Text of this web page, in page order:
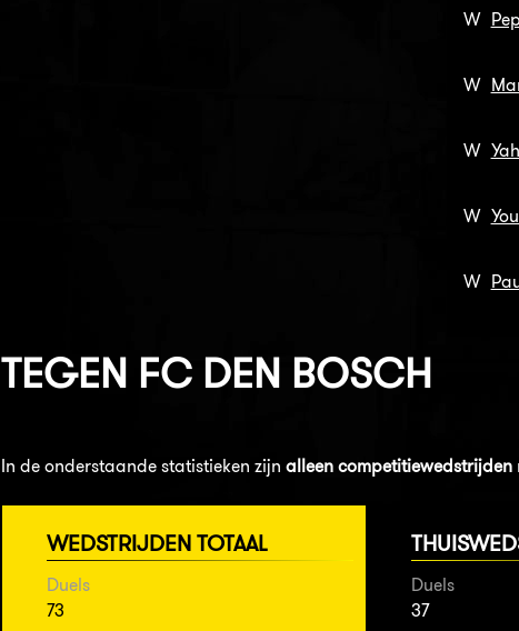
W
W
W
W
W
TEGEN FC DEN BOSCH
In de onderstaande statistieken zijn alleen competitiewedstrijden
WEDSTRIJDEN TOTAAL
Duels
73
Duels
37